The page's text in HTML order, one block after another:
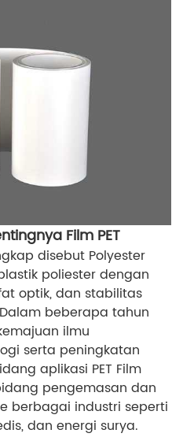
Film PET
disebut Polyester
poliester dengan
optik, dan stabilitas
beberapa tahun
ilmu
serta peningkatan
aplikasi PET Film
pengemasan dan
berbagai industri seperti
dan energi surya.